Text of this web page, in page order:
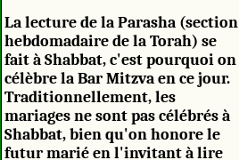
La lecture de la Parasha (section
hebdomadaire de la Torah) se
fait à Shabbat, c'est pourquoi on
célèbre la Bar Mitzva en ce jour.
Traditionnellement, les
mariages ne sont pas célébrés à
Shabbat, bien qu'on honore le
futur marié en l'invitant à lire